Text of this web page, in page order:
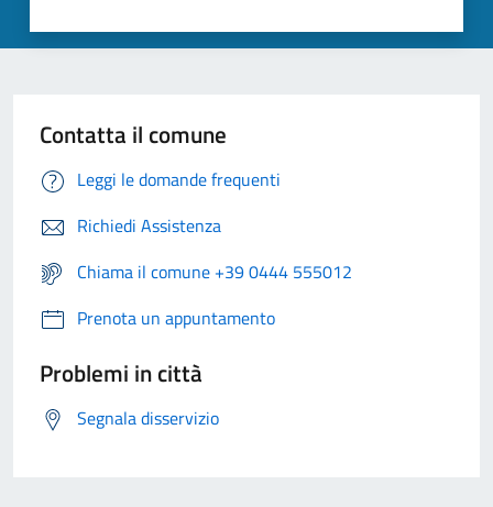
Contatta il comune
Leggi le domande frequenti
Richiedi Assistenza
Chiama il comune +39 0444 555012
Prenota un appuntamento
Problemi in città
Segnala disservizio